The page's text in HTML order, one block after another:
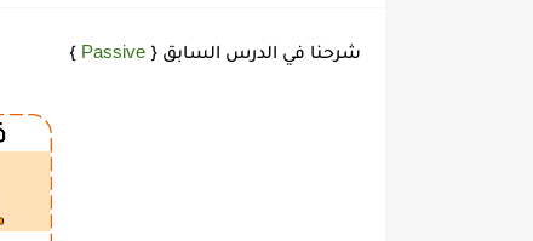
شرحنا في الدرس السابق { Passive
}